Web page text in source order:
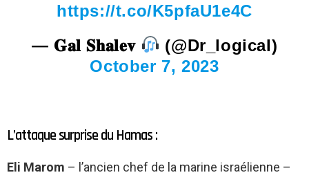
https://t.co/K5pfaU1e4C
— 𝐆𝐚𝐥 𝐒𝐡𝐚𝐥𝐞𝐯
(@Dr_logicaI)
October 7, 2023
L’attaque surprise du Hamas :
Eli Marom – l’ancien chef de la marine israélienne –